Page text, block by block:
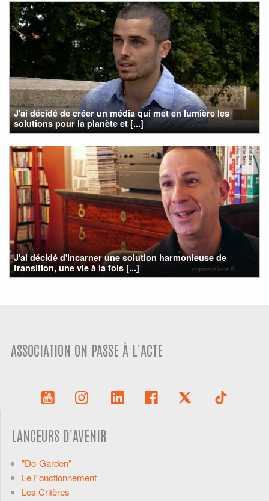
J'ai décidé de créer un média qui met en lumière les
solutions pour la planète et [...]
J'ai décidé d'incarner une solution harmonieuse de
transition, une vie à la fois [...]
ASSOCIATION ON PASSE À L'ACTE
LANCEURS D'AVENIR
"Do-Garden"
Le Fonctionnement
Les Critères